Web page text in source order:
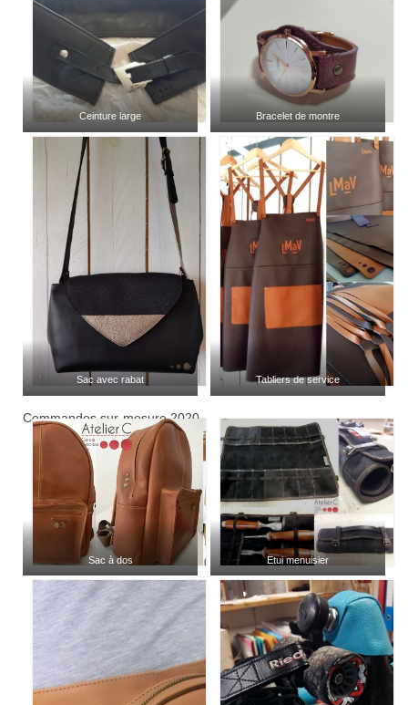
Ceinture large Bracelet de montre
Sac avec rabat Tabliers de service
Commandes sur-mesure 2020
Sac à dos Etui menuisier